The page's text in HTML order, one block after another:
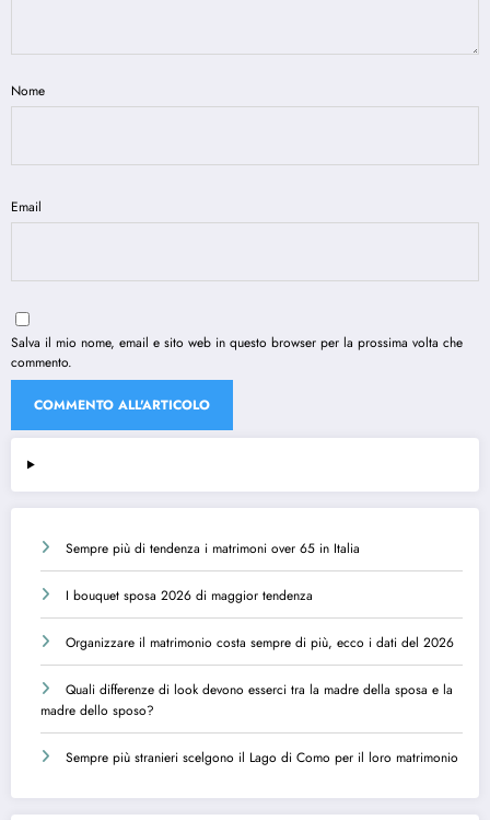
Nome
Email
Salva il mio nome, email e sito web in questo browser per la prossima volta che
commento.
Sempre più di tendenza i matrimoni over 65 in Italia
I bouquet sposa 2026 di maggior tendenza
Organizzare il matrimonio costa sempre di più, ecco i dati del 2026
Quali differenze di look devono esserci tra la madre della sposa e la
madre dello sposo?
Sempre più stranieri scelgono il Lago di Como per il loro matrimonio